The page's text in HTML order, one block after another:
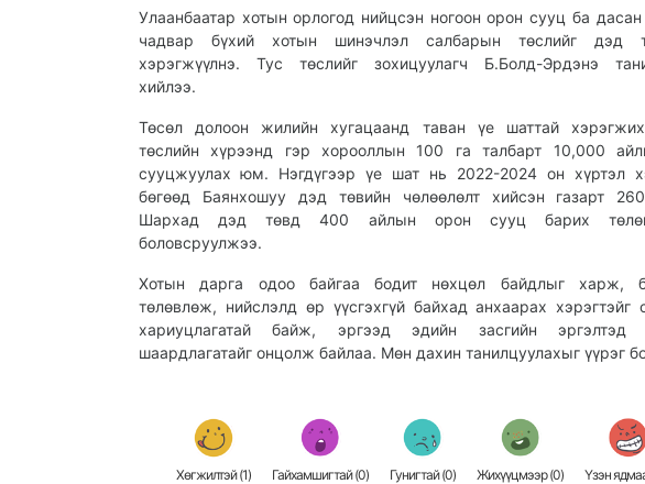
Улаанбаатар хотын орлогод нийцсэн ногоон орон сууц ба дасан
чадвар бүхий хотын шинэчлэл салбарын төслийг дэд
хэрэгжүүлнэ. Тус төслийг зохицуулагч Б.Болд-Эрдэнэ
хийлээ.
Төсөл долоон жилийн хугацаанд таван үе шаттай
төслийн хүрээнд гэр хорооллын 100 га талбарт 10,000
сууцжуулах юм. Нэгдүгээр үе шат нь 2022-2024 он хүртэл
бөгөөд Баянхошуу дэд төвийн чөлөөлөлт хийсэн газарт
Шархад дэд төвд 400 айлын орон сууц барих
боловсруулжээ.
Хотын дарга одоо байгаа бодит нөхцөл байдлыг харж,
төлөвлөж, нийслэлд өр үүсгэхгүй байхад анхаарах хэрэгтэйг
хариуцлагатай байж, эргээд эдийн засгийн эргэлтэд
шаардлагатайг онцолж байлаа. Мөн дахин танилцуулахыг үүрэг
Хөгжилтэй (1) Гайхамшигтай (0) Гунигтай (0) Жихүүцмээр (0) Үзэн